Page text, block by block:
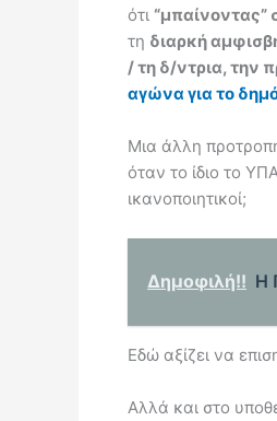
ότι “μπαίνοντας”
τη διαρκή
/ τη δ/ντρια, την
αγώνα για το
Μια άλλη
όταν το ίδιο το
ικανοποιητικοί;
Δημοφιλή!! Η
Εδώ αξίζει να
Αλλά και στο